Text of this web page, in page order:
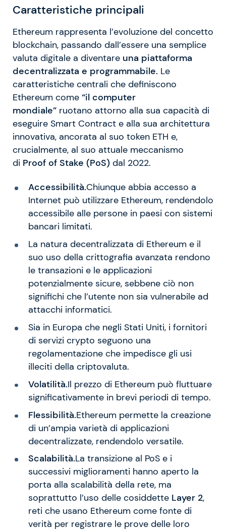
Caratteristiche principali
Ethereum rappresenta l’evoluzione del concetto
blockchain, passando dall’essere una semplice
valuta digitale a diventare una piattaforma
decentralizzata e programmabile. Le
caratteristiche centrali che definiscono
Ethereum come “il computer
mondiale” ruotano attorno alla sua capacità di
eseguire Smart Contract e alla sua architettura
innovativa, ancorata al suo token ETH e,
crucialmente, al suo attuale meccanismo
di Proof of Stake (PoS) dal 2022.
Accessibilità.Chiunque abbia accesso a
Internet può utilizzare Ethereum, rendendolo
accessibile alle persone in paesi con sistemi
bancari limitati.
La natura decentralizzata di Ethereum e il
suo uso della crittografia avanzata rendono
le transazioni e le applicazioni
potenzialmente sicure, sebbene ciò non
significhi che l’utente non sia vulnerabile ad
attacchi informatici.
Sia in Europa che negli Stati Uniti, i fornitori
di servizi crypto seguono una
regolamentazione che impedisce gli usi
illeciti della criptovaluta.
Volatilità.Il prezzo di Ethereum può fluttuare
significativamente in brevi periodi di tempo.
Flessibilità.Ethereum permette la creazione
di un’ampia varietà di applicazioni
decentralizzate, rendendolo versatile.
Scalabilità.La transizione al PoS e i
successivi miglioramenti hanno aperto la
porta alla scalabilità della rete, ma
soprattutto l’uso delle cosiddette Layer 2,
reti che usano Ethereum come fonte di
verità per registrare le prove delle loro